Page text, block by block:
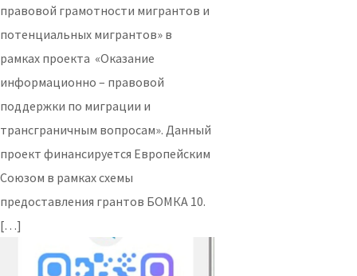
правовой грамотности мигрантов и
потенциальных мигрантов» в
рамках проекта «Оказание
информационно – правовой
поддержки по миграции и
трансграничным вопросам». Данный
проект финансируется Европейским
Союзом в рамках схемы
предоставления грантов БОМКА 10.
[…]